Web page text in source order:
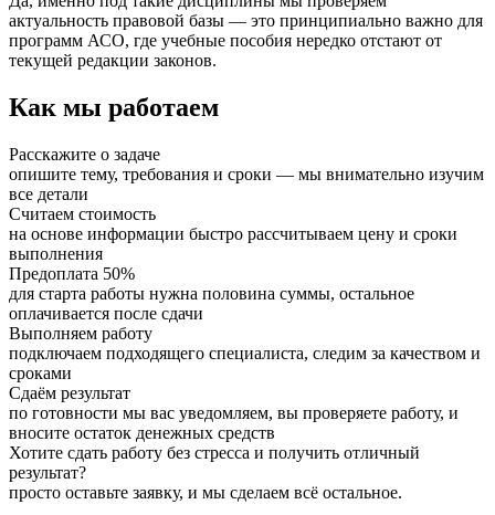
актуальность правовой базы — это принципиально важно для
программ АСО, где учебные пособия нередко отстают от
текущей редакции законов.
Как мы работаем
Расскажите о задаче
опишите тему, требования и сроки — мы внимательно изучим
все детали
Считаем стоимость
на основе информации быстро рассчитываем цену и сроки
выполнения
Предоплата 50%
для старта работы нужна половина суммы, остальное
оплачивается после сдачи
Выполняем работу
подключаем подходящего специалиста, следим за качеством и
сроками
Сдаём результат
по готовности мы вас уведомляем, вы проверяете работу, и
вносите остаток денежных средств
Хотите сдать работу без стресса и получить отличный
результат?
просто оставьте заявку, и мы сделаем всё остальное.